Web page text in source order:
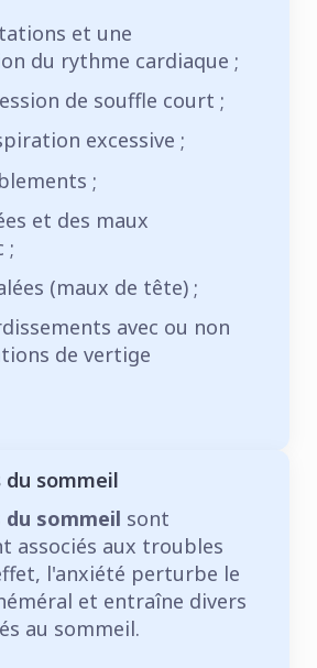
et une
du rythme cardiaque ;
de souffle court ;
excessive ;
;
et des maux
;
(maux de tête) ;
avec ou non
de vertige
du sommeil
sommeil sont
associés aux troubles
l'anxiété perturbe le
et entraîne divers
au sommeil.